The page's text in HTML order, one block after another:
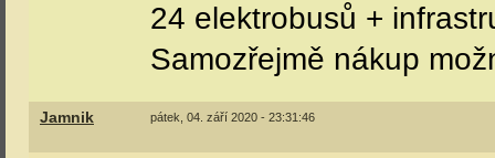
24 elektrobusů +
Samozřejmě nákup
Jamnik pátek, 04. září 2020 - 23:31:46